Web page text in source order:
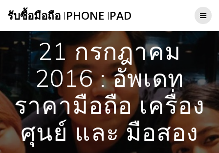
to
รับซื้อมือถือ IPHONE IPAD
21 กรกฎาคม
2016 : อัพเดท
ราคามือถือ เครื่อง
ศุนย์ และ มือสอง